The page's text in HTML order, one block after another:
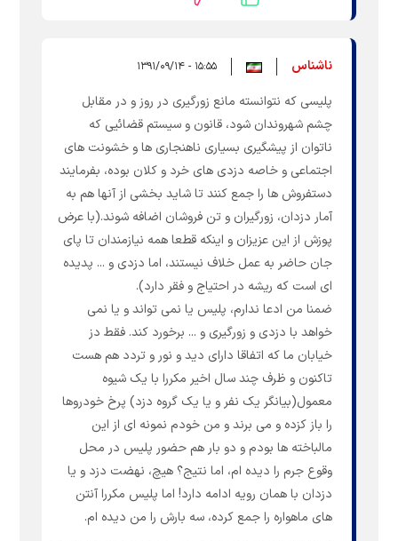
ناشناس ۱۵:۵۵ - ۱۳۹۱/۰۹/۱۴
پلیسی که نتوانسته مانع زورگیری در روز و در مقابل
چشم شهروندان شود، قانون و سیستم قضائیی که
ناتوان از پیشگیری بسیاری ناهنجاری ها و خشونت های
اجتماعی و خاصه دزدی های خرد و کلان بوده، بفرمایند
دستفروش ها را جمع کنند تا شاید بخشی از آنها هم به
آمار دزدان، زورگیران و تن فروشان اضافه شوند.(با عرض
پوزش از این عزیزان و اینکه قطعا همه نیازمندان تا پای
جان حاضر به عمل خلاف نیستند، اما دزدی و ... پدیده
ای است که ریشه در احتیاج و فقر دارد).
ضمنا من ادعا ندارم، پلیس یا نمی تواند و یا نمی
خواهد با دزدی و زورگیری و ... برخورد کند. فقط دز
خیابان ما که اتفاقا دارای دید و نور و تردد هم هست
تاکنون و ظرف چند سال اخیر مکررا با یک شیوه
معمول(بیانگر یک نفر و یا یک گروه دزد) پرخ خودروها
را باز کزده و می برند و من خودم نمونه ای از این
مالباخته ها بودم و دو بار هم حضور پلیس در محل
وقوع جرم را دیده ام، اما نتیج؟ هیچ، نهضت دزد و یا
دزدان با همان رویه ادامه دارد! اما پلیس مکررا آنتن
های ماهواره را جمع کرده، سه بارش را من دیده ام.